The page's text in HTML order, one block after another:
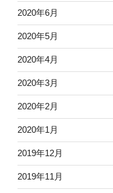
2020年6月
2020年5月
2020年4月
2020年3月
2020年2月
2020年1月
2019年12月
2019年11月